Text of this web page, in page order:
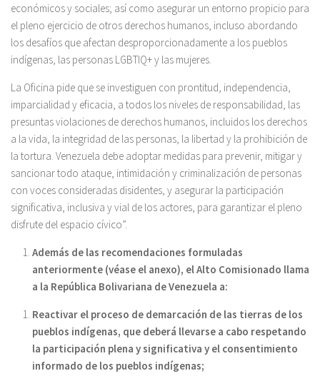
económicos y sociales; así como asegurar un entorno propicio para
el pleno ejercicio de otros derechos humanos, incluso abordando
los desafíos que afectan desproporcionadamente a los pueblos
indígenas, las personas LGBTIQ+ y las mujeres.
La Oficina pide que se investiguen con prontitud, independencia,
imparcialidad y eficacia, a todos los niveles de responsabilidad, las
presuntas violaciones de derechos humanos, incluidos los derechos
a la vida, la integridad de las personas, la libertad y la prohibición de
la tortura. Venezuela debe adoptar medidas para prevenir, mitigar y
sancionar todo ataque, intimidación y criminalización de personas
con voces consideradas disidentes, y asegurar la participación
significativa, inclusiva y vial de los actores, para garantizar el pleno
disfrute del espacio cívico”.
Además de las recomendaciones formuladas
anteriormente (véase el anexo), el Alto Comisionado llama
a la República Bolivariana de Venezuela a:
Reactivar el proceso de demarcación de las tierras de los
pueblos indígenas, que deberá llevarse a cabo respetando
la participación plena y significativa y el consentimiento
informado de los pueblos indígenas;